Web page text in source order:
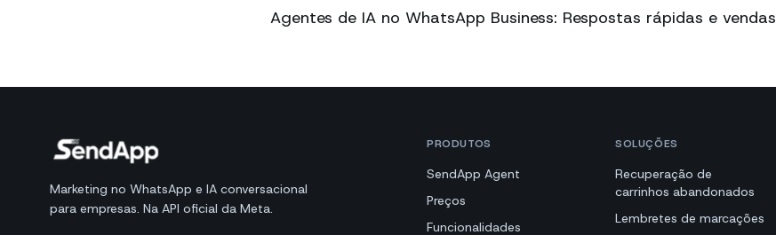
Agentes de IA no WhatsApp Business: Respostas rápidas e vendas
Marketing no WhatsApp e IA conversacional
para empresas. Na API oficial da Meta.
PRODUTOS
SendApp Agent
Preços
Funcionalidades
SOLUÇÕES
Recuperação de
carrinhos abandonados
Lembretes de marcações